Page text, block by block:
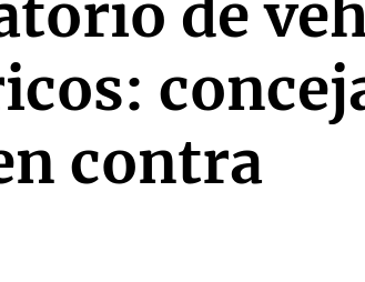
de
contra